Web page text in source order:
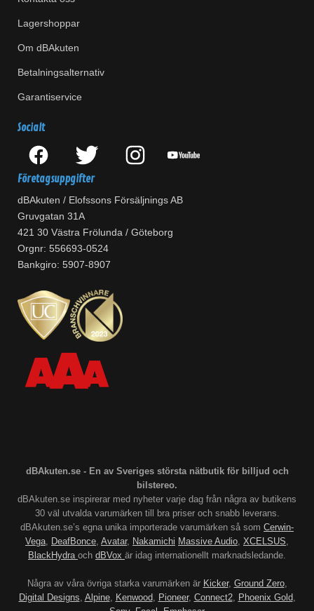
Lagershoppar
Om dBAkuten
Betalningsalternativ
Garantiservice
Socialt
Företagsuppgifter
dBAkuten / Elofssons Försäljnings AB
Gruvgatan 31A
421 30 Västra Frölunda / Göteborg
Orgnr: 556693-0524
Bankgiro: 5907-8907
dBAkuten.se - En av Sveriges största nätbutik för billjud och
bilstereo.
dBAkuten.se inspirerar med nyheter varje dag från några av butikens
30 väl utvalda varumärken till bra priser och snabb leverans.
dBAkuten.se’s egna unika importerade varumärken så som Cerwin-
Vega, DeafBonce, Avatar, Nakamichi Massive Audio, XCELSUS,
BlackHydra och dBVox är idag internationellt marknadsledande.
Några av våra övriga starka varumärken är Kicker, Ground Zero,
Digital Designs, Alpine, Kenwood, Pioneer, Connect2, Phoenix Gold,